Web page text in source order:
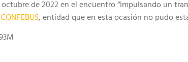
de 2022 en el encuentro “Impulsando un
CONFEBUS, entidad que en esta ocasión no pudo